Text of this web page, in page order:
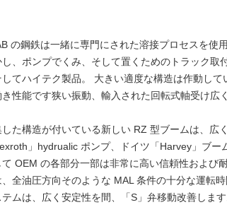
の鋼鉄は一緒に専門にされた溶接プロセスを使
し、ポンプでくみ、そして置くためのトラック
してハイテク製品。 大きい適度な構造は作動し
き性能です狭い振動、輸入された回転式軸受け広
した構造が付いている新しい RZ 型ブームは、広
」hydrualic ポンプ、ドイツ「Harvey」ブ
て OEM の各部分一部は非常に高い信頼性および
、全油圧方向そのような MAL 条件の十分な運転
テムは、広く安定性を間、「S」弁移動改善します